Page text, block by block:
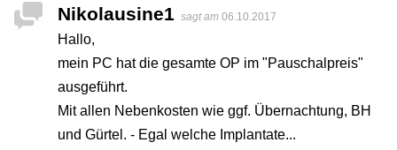
Nikolausine1 sagt am 06.10.2017
Hallo,
mein PC hat die gesamte OP im "Pauschalpreis"
ausgeführt.
Mit allen Nebenkosten wie ggf. Übernachtung, BH
und Gürtel. - Egal welche Implantate...